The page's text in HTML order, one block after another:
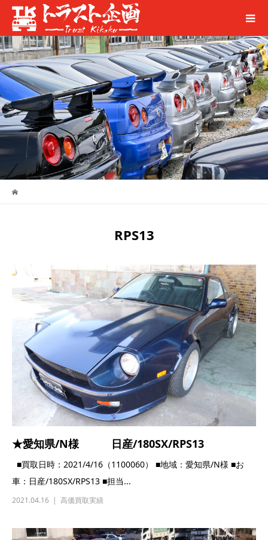
RPS13
★愛知県/N様 日産/180SX/RPS13
■買取日時：2021/4/16（1100060） ■地域：愛知県/N様 ■お
車：日産/180SX/RPS13 ■担当...
2021.04.16 高価買取実績